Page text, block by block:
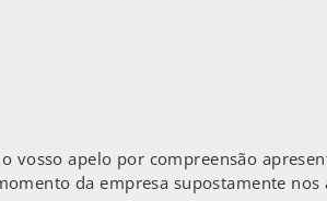
vosso apelo por compreensão
da empresa supostamente